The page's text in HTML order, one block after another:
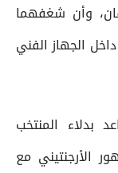
وأن شغفهما
الجهاز الفني
بدلاء المنتخب
الأرجنتيني مع